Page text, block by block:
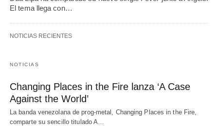
El tema llega con…
NOTICIAS RECIENTES
NOTICIAS
Changing Places in the Fire lanza ‘A Case
Against the World’
La banda venezolana de prog-metal, Changing Places in the Fire,
comparte su sencillo titulado A…